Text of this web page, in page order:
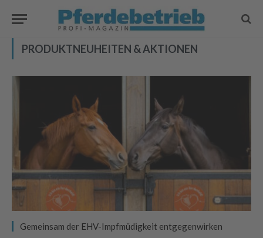
PRODUKTNEUHEITEN & AKTIONEN
Gemeinsam der EHV-Impfmüdigkeit entgegenwirken